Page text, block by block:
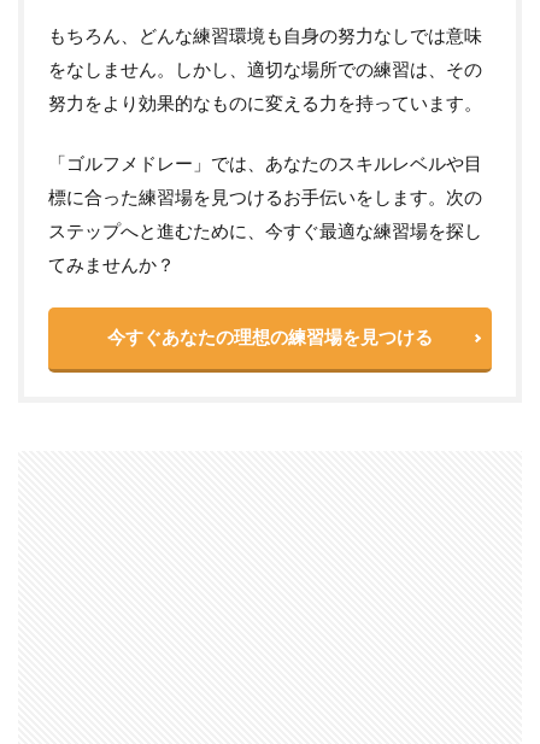
もちろん、どんな練習環境も自身の努力なしでは意味
をなしません。しかし、適切な場所での練習は、その
努力をより効果的なものに変える力を持っています。
「ゴルフメドレー」では、あなたのスキルレベルや目
標に合った練習場を見つけるお手伝いをします。次の
ステップへと進むために、今すぐ最適な練習場を探し
てみませんか？
今すぐあなたの理想の練習場を見つける